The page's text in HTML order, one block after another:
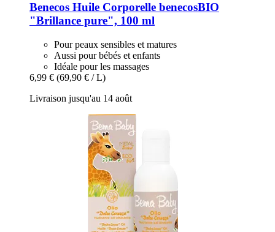
Benecos Huile Corporelle benecosBIO
"Brillance pure", 100 ml
Pour peaux sensibles et matures
Aussi pour bébés et enfants
Idéale pour les massages
6,99 € (69,90 € / L)
Livraison jusqu'au 14 août